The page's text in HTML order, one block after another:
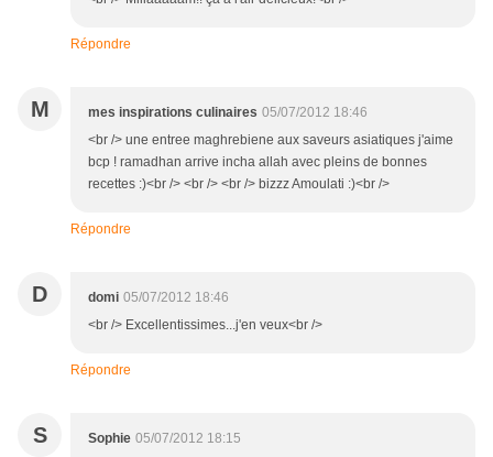
Répondre
M mes inspirations culinaires 05/07/2012 18:46
<br /> une entree maghrebiene aux saveurs asiatiques j'aime
bcp ! ramadhan arrive incha allah avec pleins de bonnes
recettes :)<br /> <br /> <br /> bizzz Amoulati :)<br />
Répondre
D domi 05/07/2012 18:46
<br /> Excellentissimes...j'en veux<br />
Répondre
S Sophie 05/07/2012 18:15